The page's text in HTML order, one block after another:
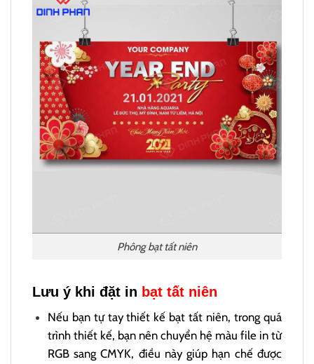
Phông bạt tất niên
Lưu ý khi đặt in bạt tất niên
Nếu bạn tự tay thiết kế bạt tất niên, trong quá
trình thiết kế, bạn nên chuyển hệ màu file in từ
RGB sang CMYK, điều này giúp hạn chế được